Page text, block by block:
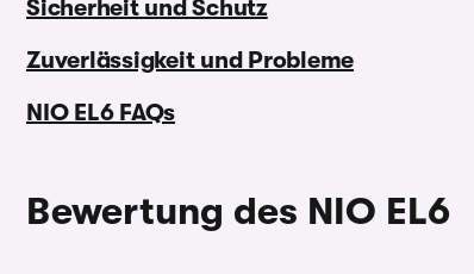
Sicherheit und Schutz
Zuverlässigkeit und Probleme
NIO EL6 FAQs
Bewertung des NIO EL6